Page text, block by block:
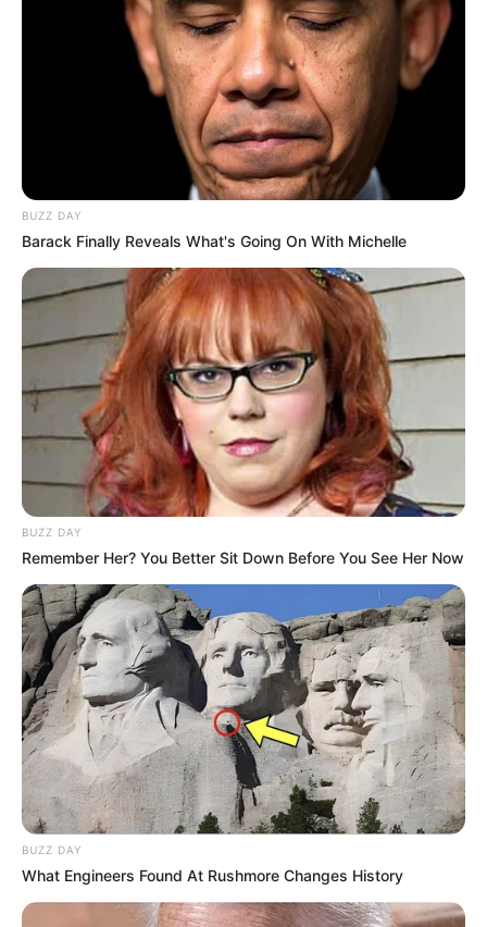
BUZZ DAY
Barack Finally Reveals What's Going On With Michelle
BUZZ DAY
Remember Her? You Better Sit Down Before You See Her Now
BUZZ DAY
What Engineers Found At Rushmore Changes History